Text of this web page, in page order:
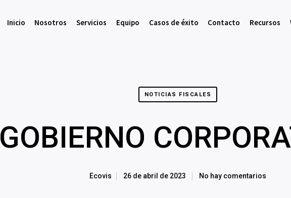
Inicio Nosotros Servicios Equipo Casos de éxito Contacto Recursos
NOTICIAS FISCALES
GOBIERNO
Ecovis 26 de abril de 2023 No hay comentarios